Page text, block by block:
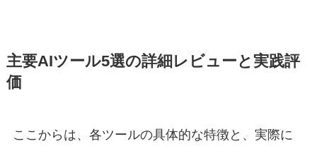
主要AIツール5選の詳細レビューと実践評
価
ここからは、各ツールの具体的な特徴と、実際に